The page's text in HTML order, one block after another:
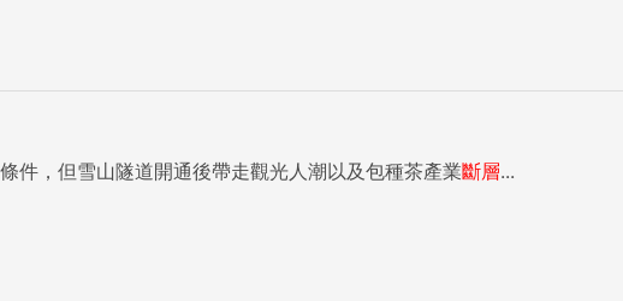
件，但雪山隧道開通後帶走觀光人潮以及包種茶產業斷層...